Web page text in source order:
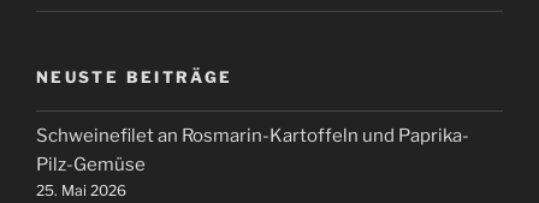
NEUSTE BEITRÄGE
Schweinefilet an Rosmarin-Kartoffeln und Paprika-
Pilz-Gemüse
25. Mai 2026